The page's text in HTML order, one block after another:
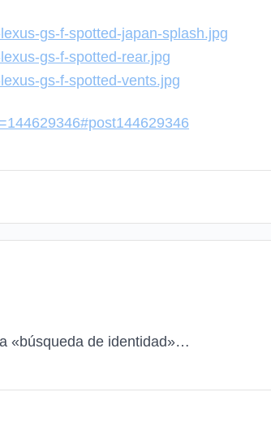
gs-f-spotted-japan-splash.jpg
gs-f-spotted-rear.jpg
gs-f-spotted-vents.jpg
«búsqueda de identidad»…